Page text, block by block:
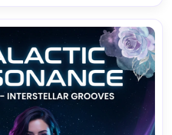
ルなテクスチャ、シャープなフォーカ
能なポスターアートワーク、透かしな